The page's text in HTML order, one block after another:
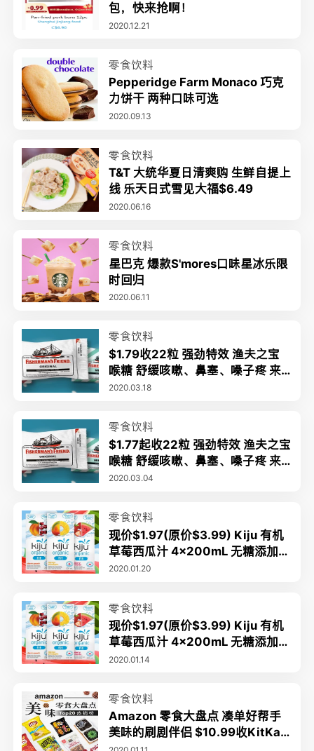
包，快来抢啊！
2020.12.21
零食饮料
Pepperidge Farm Monaco 巧克
力饼干 两种口味可选
2020.09.13
零食饮料
T&T 大统华夏日清爽购 生鲜自提上
线 乐天日式雪见大福$6.49
2020.06.16
零食饮料
星巴克 爆款S'mores口味星冰乐限
时回归
2020.06.11
零食饮料
$1.79收22粒 强劲特效 渔夫之宝
喉糖 舒缓咳嗽、鼻塞、嗓子疼 来
自英国 畅销全球
2020.03.18
零食饮料
$1.77起收22粒 强劲特效 渔夫之宝
喉糖 舒缓咳嗽、鼻塞、嗓子疼 来
自英国 畅销全球
2020.03.04
零食饮料
现价$1.97(原价$3.99) Kiju 有机
草莓西瓜汁 4x200mL 无糖添加
每罐仅40卡
2020.01.20
零食饮料
现价$1.97(原价$3.99) Kiju 有机
草莓西瓜汁 4x200mL 无糖添加
每罐仅40卡
2020.01.14
零食饮料
Amazon 零食大盘点 凑单好帮手
美味的刷剧伴侣 $10.99收KitKat